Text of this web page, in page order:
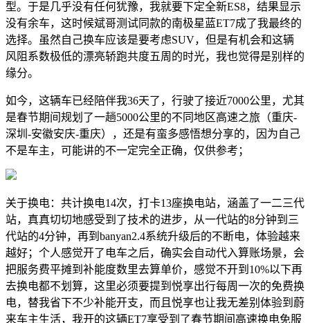
型。于是几乎没有任何犹豫，我就要下定全新ES8，结果显示
没有余车，这时候斌哥测试同款的南极星蓝ET7成了我最终的
选择。虽然自己换车应该是要考虑SUV，但是有机会和这辆
风阻系数极低的漂亮轿跑共度五周的时光，我也觉得是别样的
缘分。
如今，这辆车已经陪伴我36天了，行驶了接近7000公里，尤其
是春节期间规划了一趟5000公里的不同地区高速之旅（重庆-
深圳-安徽安庆-重庆），还是有蛮多感悟想分享的，因为自己
不是车主，可能讲的不一定完全正确，仅供参考；
关于换电：共计换电14次，打卡13座换电站，涵盖了一二三代
站，真真切切地感受到了技术的进步，从一代站的8分钟到三
代站的4分钟，再到banyan2.4系统升级后的不断电，体验越来
越好；个人感觉开了电车之后，确实会自动代入算账场景，会
把服务费平摊到补能度数里去算单价，感觉不开到10%以下再
去换电都不划算，这里必须要提到悦享出行每周一次的免费换
电，替我省下不少补能开支，而且悦享也让我无差别体验到蔚
来车主生活，我开的这辆ET7享受到了春节期间高速换电免服